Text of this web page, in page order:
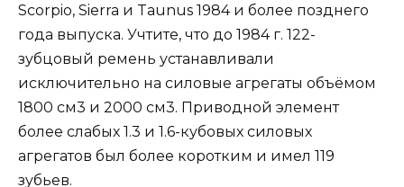
Scorpio, Sierra и Taunus 1984 и более позднего
года выпуска. Учтите, что до 1984 г. 122-
зубцовый ремень устанавливали
исключительно на силовые агрегаты объёмом
1800 см3 и 2000 см3. Приводной элемент
более слабых 1.3 и 1.6-кубовых силовых
агрегатов был более коротким и имел 119
зубьев.